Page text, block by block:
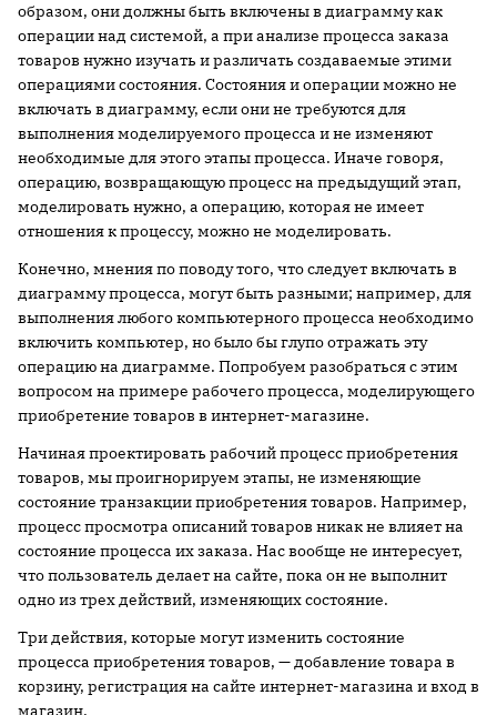
образом, они должны быть включены в диаграмму как
операции над системой, а при анализе процесса заказа
товаров нужно изучать и различать создаваемые этими
операциями состояния. Состояния и операции можно не
включать в диаграмму, если они не требуются для
выполнения моделируемого процесса и не изменяют
необходимые для этого этапы процесса. Иначе говоря,
операцию, возвращающую процесс на предыдущий этап,
моделировать нужно, а операцию, которая не имеет
отношения к процессу, можно не моделировать.
Конечно, мнения по поводу того, что следует включать в
диаграмму процесса, могут быть разными; например, для
выполнения любого компьютерного процесса необходимо
включить компьютер, но было бы глупо отражать эту
операцию на диаграмме. Попробуем разобраться с этим
вопросом на примере рабочего процесса, моделирующего
приобретение товаров в интернет-магазине.
Начиная проектировать рабочий процесс приобретения
товаров, мы проигнорируем этапы, не изменяющие
состояние транзакции приобретения товаров. Например,
процесс просмотра описаний товаров никак не влияет на
состояние процесса их заказа. Нас вообще не интересует,
что пользователь делает на сайте, пока он не выполнит
одно из трех действий, изменяющих состояние.
Три действия, которые могут изменить состояние
процесса приобретения товаров, — добавление товара в
корзину, регистрация на сайте интернет-магазина и вход в
магазин.